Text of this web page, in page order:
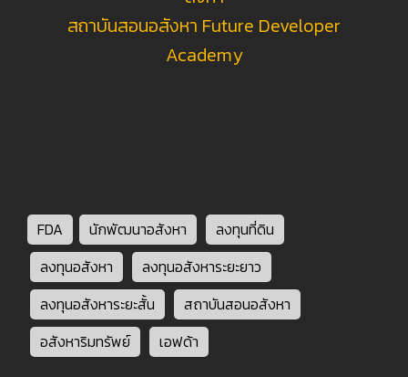
สถาบันสอนอสังหา Future Developer
Academy
FDA นักพัฒนาอสังหา
ลงทุนที่ดิน
ลงทุนอสังหา
ลงทุนอสังหาระยะยาว
ลงทุนอสังหาระยะสั้น
สถาบันสอนอสังหา
อสังหาริมทรัพย์
เอฟด้า